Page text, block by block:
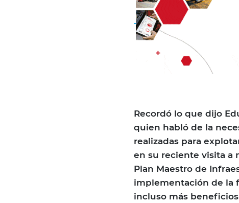
Recordó lo que dijo
quien habló de la
realizadas para
en su reciente visita a
Plan Maestro de
implementación de la
incluso más